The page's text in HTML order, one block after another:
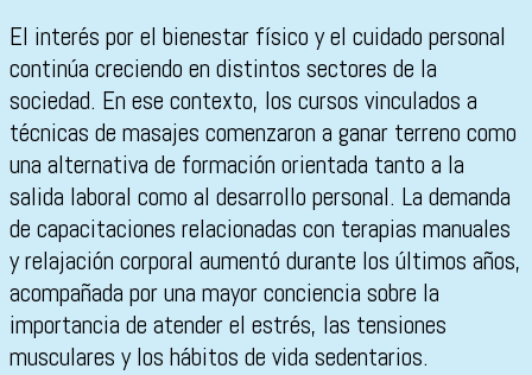
El interés por el bienestar físico y el cuidado personal
continúa creciendo en distintos sectores de la
sociedad. En ese contexto, los cursos vinculados a
técnicas de masajes comenzaron a ganar terreno como
una alternativa de formación orientada tanto a la
salida laboral como al desarrollo personal. La demanda
de capacitaciones relacionadas con terapias manuales
y relajación corporal aumentó durante los últimos años,
acompañada por una mayor conciencia sobre la
importancia de atender el estrés, las tensiones
musculares y los hábitos de vida sedentarios.